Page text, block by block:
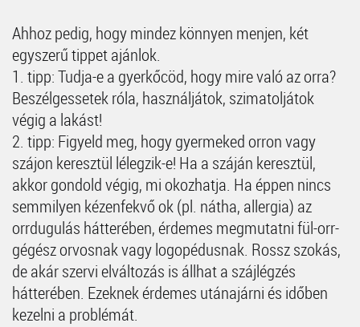
Ahhoz pedig, hogy mindez könnyen menjen, két
egyszerű tippet ajánlok.
1. tipp: Tudja-e a gyerkőcöd, hogy mire való az orra?
Beszélgessetek róla, használjátok, szimatoljátok
végig a lakást!
2. tipp: Figyeld meg, hogy gyermeked orron vagy
szájon keresztül lélegzik-e! Ha a száján keresztül,
akkor gondold végig, mi okozhatja. Ha éppen nincs
semmilyen kézenfekvő ok (pl. nátha, allergia) az
orrdugulás hátterében, érdemes megmutatni fül-orr-
gégész orvosnak vagy logopédusnak. Rossz szokás,
de akár szervi elváltozás is állhat a szájlégzés
hátterében. Ezeknek érdemes utánajárni és időben
kezelni a problémát.